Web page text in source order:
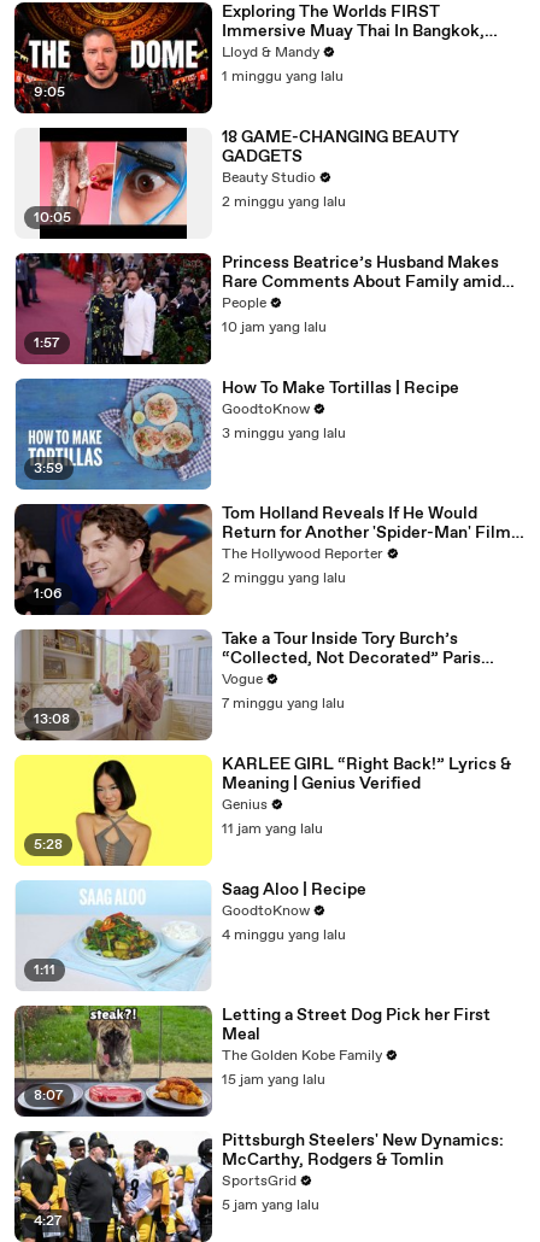
9:05
Exploring The Worlds FIRST
Immersive Muay Thai In Bangkok,
Thailand (Rajadamnern Stadium)
Lloyd & Mandy
1 minggu yang lalu
10:05
18 GAME-CHANGING BEAUTY
GADGETS
Beauty Studio
2 minggu yang lalu
1:57
Princess Beatrice’s Husband Makes
Rare Comments About Family amid
Marriage Strain Rumors
People
10 jam yang lalu
3:59
How To Make Tortillas | Recipe
GoodtoKnow
3 minggu yang lalu
1:06
Tom Holland Reveals If He Would
Return for Another 'Spider-Man' Film |
THR Video
The Hollywood Reporter
2 minggu yang lalu
13:08
Take a Tour Inside Tory Burch’s
“Collected, Not Decorated” Paris
Apartment
Vogue
7 minggu yang lalu
5:28
KARLEE GIRL “Right Back!” Lyrics &
Meaning | Genius Verified
Genius
11 jam yang lalu
1:11
Saag Aloo | Recipe
GoodtoKnow
4 minggu yang lalu
8:07
Letting a Street Dog Pick her First
Meal
The Golden Kobe Family
15 jam yang lalu
4:27
Pittsburgh Steelers' New Dynamics:
McCarthy, Rodgers & Tomlin
SportsGrid
5 jam yang lalu